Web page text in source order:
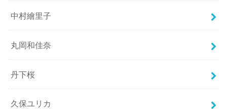
中村繪里子
丸岡和佳奈
丹下桜
久保ユリカ